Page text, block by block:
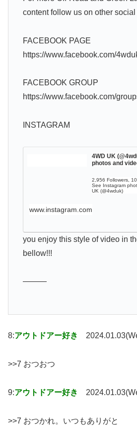
content follow us on other
FACEBOOK PAGE
https://www.facebook.com/
FACEBOOK GROUP
https://www.facebook.com/
INSTAGRAM
4WD UK
photos and
2,956 Followers,
See Instagram
UK (@4wduk)
www.instagram.com
you enjoy this style of video in
bellow!!!
———
8:アウトドアー好き
>>7 おつおつ
9:アウトドアー好き
>>7 おつかれ。いつもありがと